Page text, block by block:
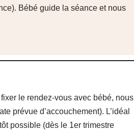
Bébé guide la séance et nous
fixer le rendez-vous avec bébé, nous
prévue d’accouchement). L’idéal
possible (dès le 1er trimestre